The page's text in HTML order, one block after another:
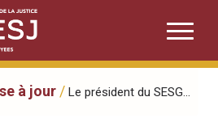
à jour / Le président du SESG...